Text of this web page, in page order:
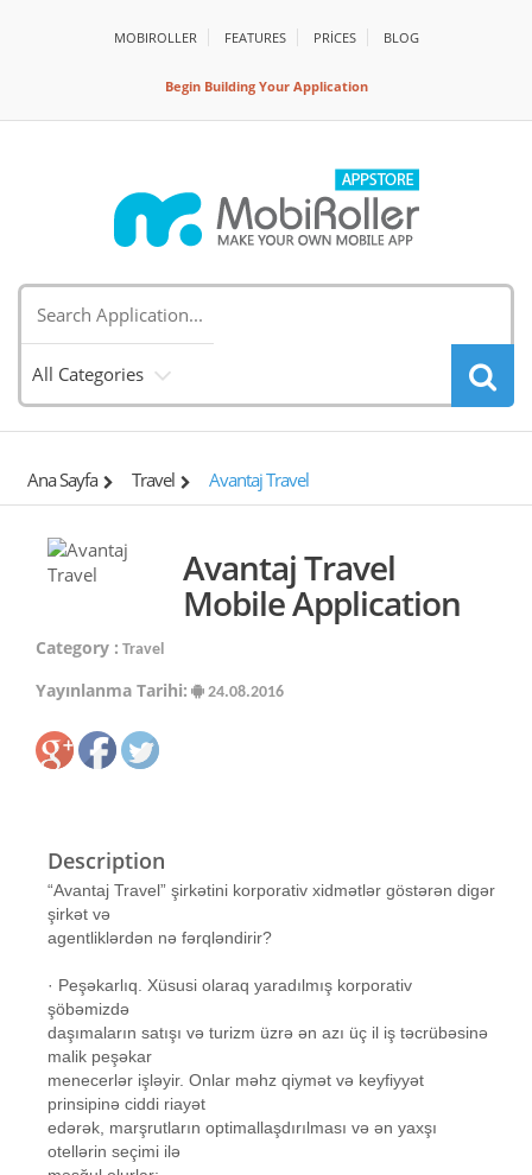
MOBIROLLER FEATURES PRİCES BLOG
Begin Building Your Application
All Categories
Ana Sayfa Travel Avantaj Travel
Avantaj Travel
Mobile Application
Category : Travel
Yayınlanma Tarihi: 24.08.2016
Description
“Avantaj Travel” şirkətini korporativ xidmətlər göstərən digər
şirkət və
agentliklərdən nə fərqləndirir?
· Peşəkarlıq. Xüsusi olaraq yaradılmış korporativ
şöbəmizdə
daşımaların satışı və turizm üzrə ən azı üç il iş təcrübəsinə
malik peşəkar
menecerlər işləyir. Onlar məhz qiymət və keyfiyyət
prinsipinə ciddi riayət
edərək, marşrutların optimallaşdırılması və ən yaxşı
otellərin seçimi ilə